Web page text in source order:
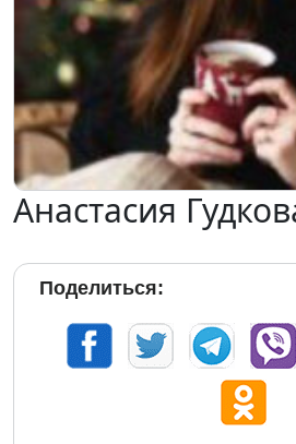
Анастасия
Поделиться: